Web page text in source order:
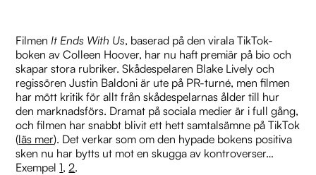
Filmen It Ends With Us, baserad på den virala TikTok-
boken av Colleen Hoover, har nu haft premiär på bio och
skapar stora rubriker. Skådespelaren Blake Lively och
regissören Justin Baldoni är ute på PR-turné, men filmen
har mött kritik för allt från skådespelarnas ålder till hur
den marknadsförs. Dramat på sociala medier är i full gång,
och filmen har snabbt blivit ett hett samtalsämne på TikTok
(läs mer). Det verkar som om den hypade bokens positiva
sken nu har bytts ut mot en skugga av kontroverser​…
Exempel1, 2.